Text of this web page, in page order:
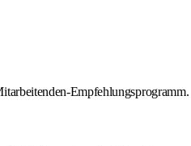
Empfehlungsprogramm.